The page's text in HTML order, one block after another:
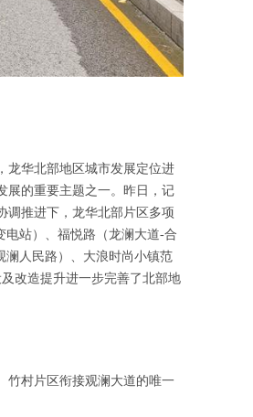
龙华北部地区城市发展定位进
展的重要主题之一。昨日，记
调推进下，龙华北部片区多项
站）、福悦路（龙澜大道-合
澜人民路）、大浪时尚小镇范
改造提升进一步完善了北部地
竹村片区衔接观澜大道的唯一